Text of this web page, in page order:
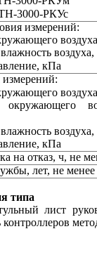
3000-РКУс
измерений:
воздуха,
кПа
измерений:
окружающего
воздуха,
кПа
на отказ, ч, не
лет, не менее
типа
лист